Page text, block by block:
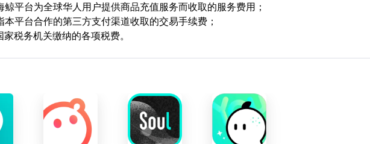
平台为全球华人用户提供商品充值服务而收取的服务费用；
平台合作的第三方支付渠道收取的交易手续费；
税务机关缴纳的各项税费。